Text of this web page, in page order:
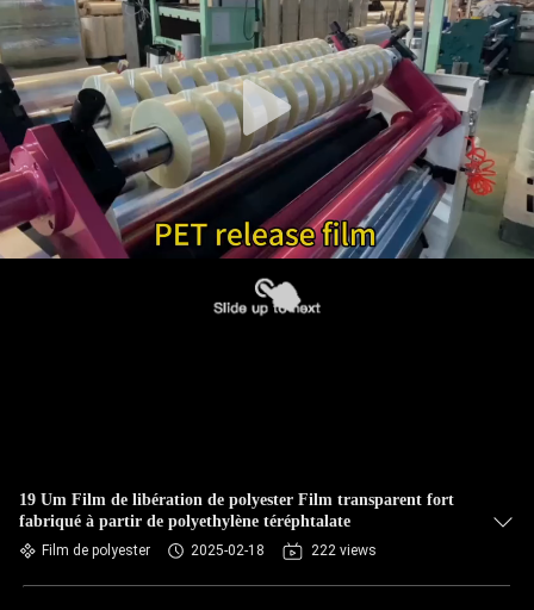
19 Um Film de libération de polyester Film transparent fort
fabriqué à partir de polyethylène téréphtalate
Film de polyester 2025-02-18 222 views